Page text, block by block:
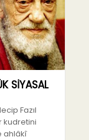
SİYASAL
Fazıl
kudretini
ahlâkî